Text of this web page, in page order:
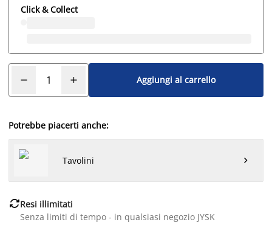
Click & Collect
Aggiungi al carrello
Potrebbe piacerti anche:
Tavolini 
Resi illimitati
Senza limiti di tempo - in qualsiasi negozio JYSK